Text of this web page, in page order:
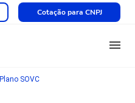
Cotação para CNPJ
Plano SOVC